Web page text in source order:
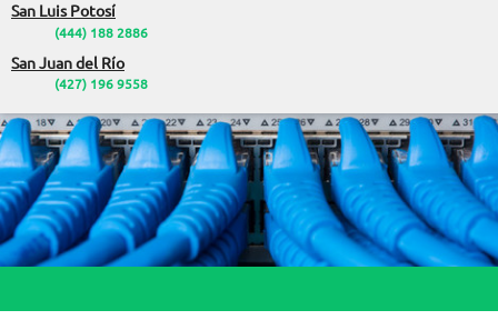
San Luis Potosí
(444) 188 2886
San Juan del Río
(427) 196 9558